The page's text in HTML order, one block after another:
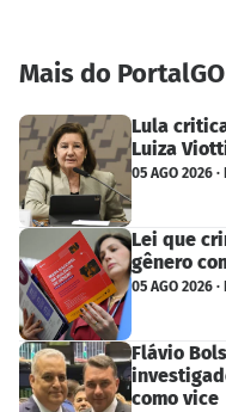
Mais do PortalGO
Lula
Luiza
05 AGO 2026 ·
Lei que
gênero
05 AGO 2026 ·
Flávio
como vice